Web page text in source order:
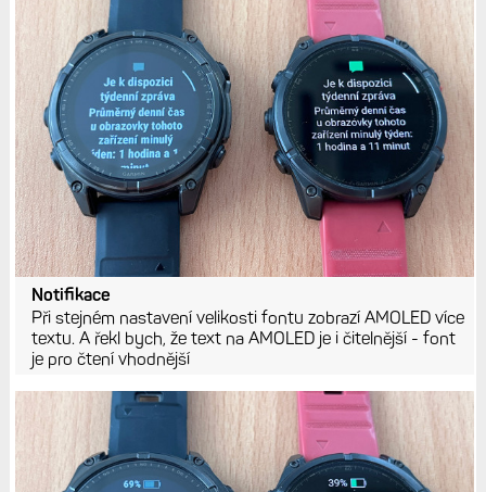
Notifikace
Při stejném nastavení velikosti fontu zobrazí AMOLED více
textu. A řekl bych, že text na AMOLED je i čitelnější - font
je pro čtení vhodnější